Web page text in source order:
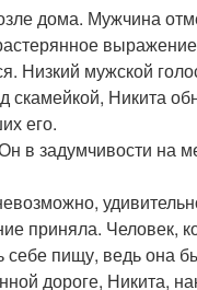
дома. Мужчина
Низкий мужской
скамейкой, Никита
его.
в задумчивости на
приняла. Человек,
пищу, ведь она
дороге, Никита,